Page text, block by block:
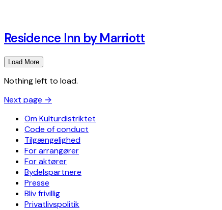
Residence Inn by Marriott
Load More
Nothing left to load.
Next page →
Om Kulturdistriktet
Code of conduct
Tilgængelighed
For arrangører
For aktører
Bydelspartnere
Presse
Bliv frivillig
Privatlivspolitik